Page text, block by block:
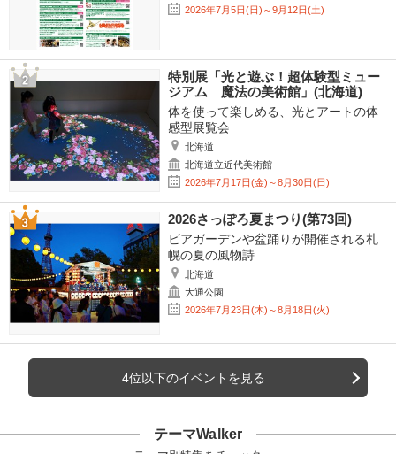
2026年7月5日(日)～9月12日(土)
特別展「光と遊ぶ！超体験型ミュー
ジアム 魔法の美術館」(北海道)
体を使って楽しめる、光とアートの体
感型展覧会
北海道
北海道立近代美術館
2026年7月17日(金)～8月30日(日)
2026さっぽろ夏まつり(第73回)
ビアガーデンや盆踊りが開催される札
幌の夏の風物詩
北海道
大通公園
2026年7月23日(木)～8月18日(火)
4位以下のイベントを見る
テーマWalker